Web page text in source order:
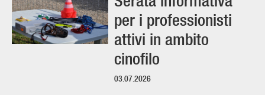
per i professionisti
attivi in ambito
cinofilo
03.07.2026